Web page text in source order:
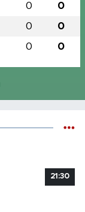
0 0
0 0
0 0
21:30